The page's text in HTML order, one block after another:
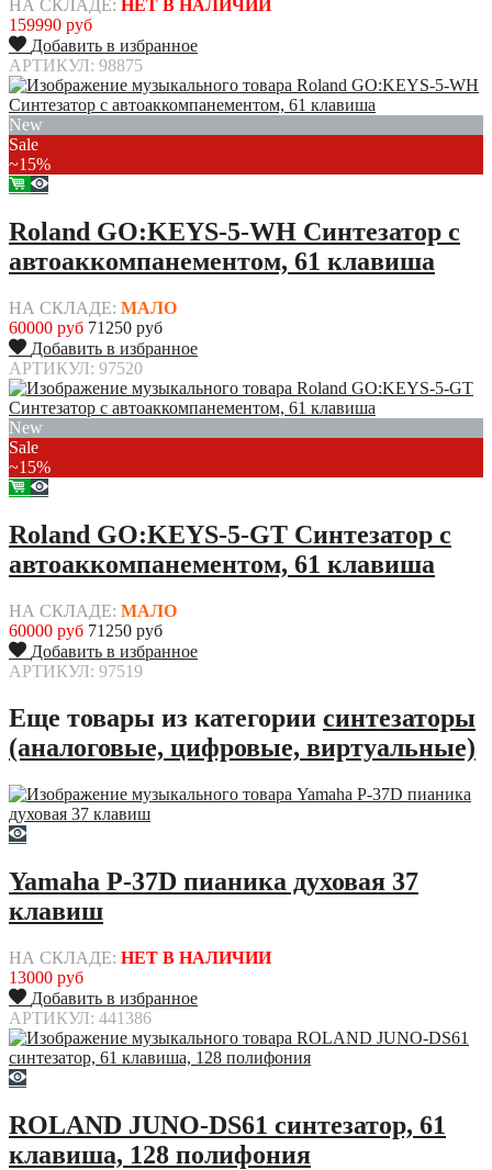
НА СКЛАДЕ: НЕТ В НАЛИЧИИ
159990 руб
Добавить в избранное
АРТИКУЛ: 98875
New
Sale
~15%
Roland GO:KEYS-5-WH Синтезатор с
автоаккомпанементом, 61 клавиша
НА СКЛАДЕ: МАЛО
60000 руб 71250 руб
Добавить в избранное
АРТИКУЛ: 97520
New
Sale
~15%
Roland GO:KEYS-5-GT Синтезатор с
автоаккомпанементом, 61 клавиша
НА СКЛАДЕ: МАЛО
60000 руб 71250 руб
Добавить в избранное
АРТИКУЛ: 97519
Еще товары из категории синтезаторы
(аналоговые, цифровые, виртуальные)
Yamaha P-37D пианика духовая 37
клавиш
НА СКЛАДЕ: НЕТ В НАЛИЧИИ
13000 руб
Добавить в избранное
АРТИКУЛ: 441386
ROLAND JUNO-DS61 синтезатор, 61
клавиша, 128 полифония